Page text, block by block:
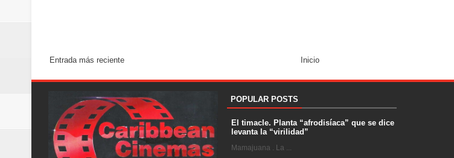
Entrada más reciente Inicio
POPULAR POSTS
El timacle. Planta “afrodisíaca” que se dice
levanta la “virilidad”
Mamajuana . La ...